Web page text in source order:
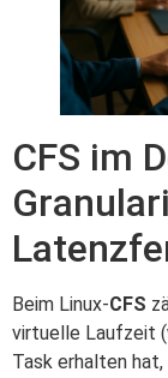
CFS im
Beim Linux-CFS
virtuelle Laufzeit (
Task erhalten